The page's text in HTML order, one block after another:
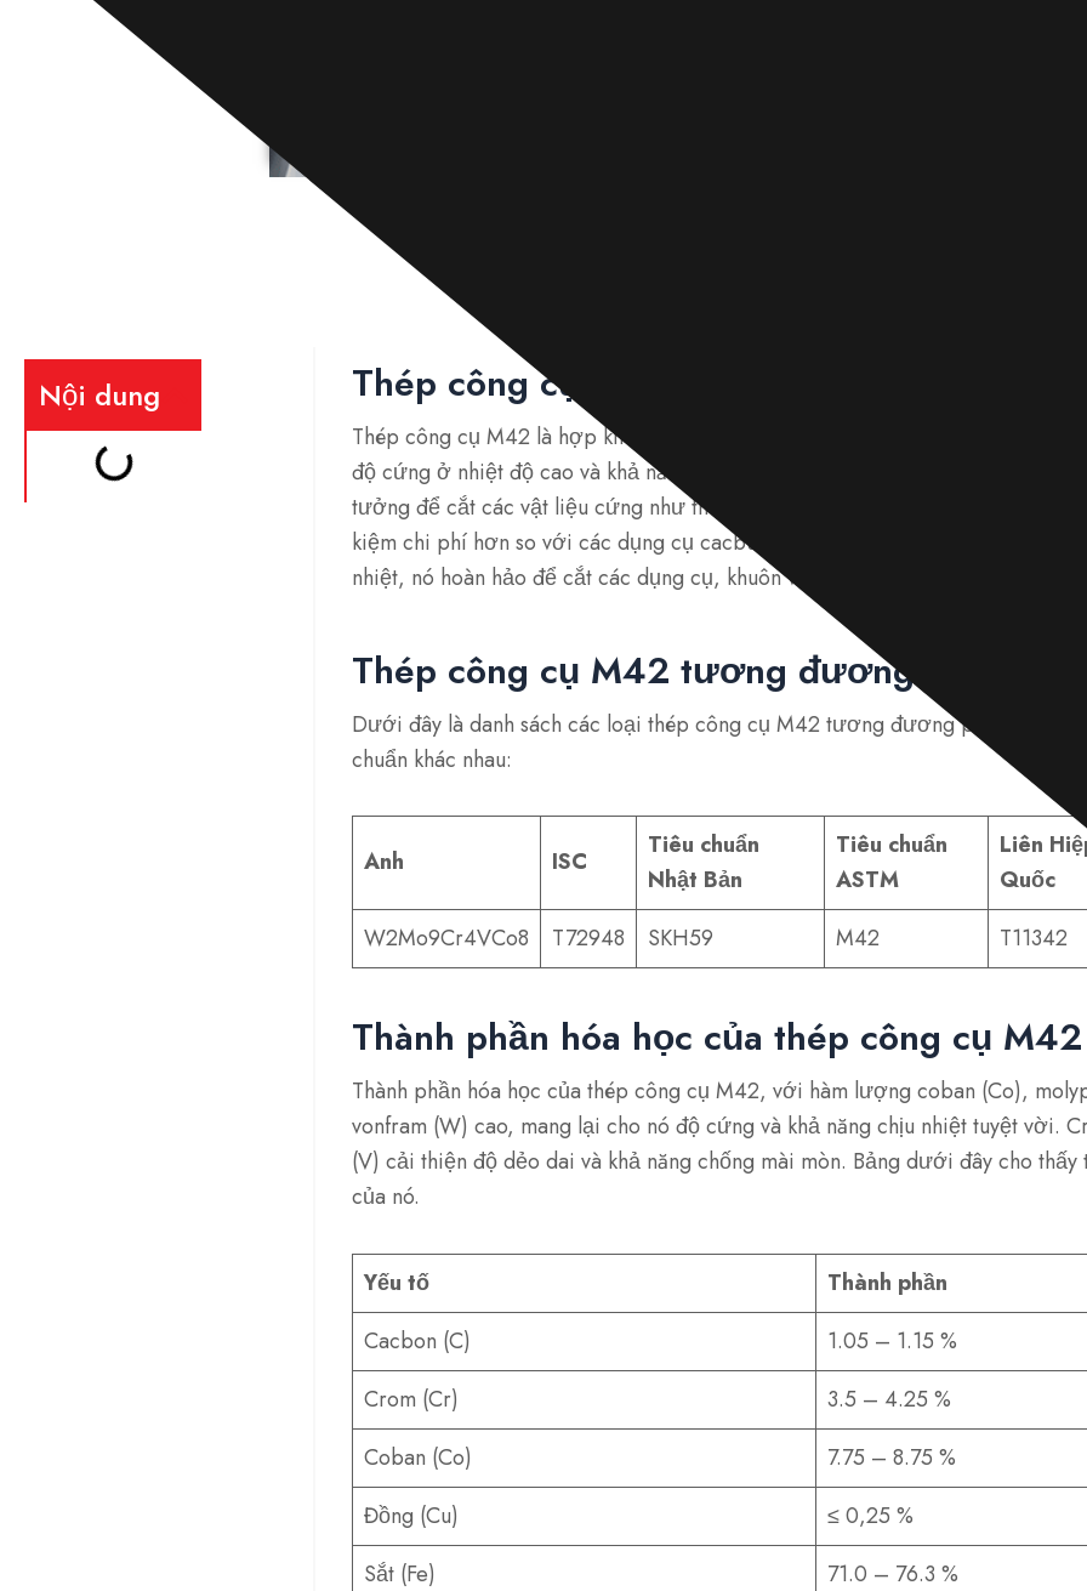
Nội dung Thép công cụ M42 là gì?
Thép công cụ M42 là hợp kim tốc độ cao với coban 8-10%. Nó có độ cứng
độ cứng ở nhiệt độ cao và khả năng chống mài mòn tuyệt vời để kéo dài tuổi
tưởng để cắt các vật liệu cứng như thép cường độ cao và hợp kim hàng
kiệm chi phí hơn so với các dụng cụ cacbua và chống mẻ. Với độ cứng 68-70
nhiệt, nó hoàn hảo để cắt các dụng cụ, khuôn và khuôn đúc.
Thép công cụ M42 tương đương với cái gì?
Dưới đây là danh sách các loại thép công cụ M42 tương đương phổ biến nhất
chuẩn khác nhau:
Anh ISC
Tiêu chuẩn
Nhật Bản
Tiêu chuẩn
ASTM
Liên
Quốc
W2Mo9Cr4VCo8
T72948 SKH59 M42 T11342
Thành phần hóa học của thép công cụ M42
Thành phần hóa học của thép công cụ M42, với hàm lượng coban (Co),
vonfram (W) cao, mang lại cho nó độ cứng và khả năng chịu nhiệt tuyệt vời.
(V) cải thiện độ dẻo dai và khả năng chống mài mòn. Bảng dưới đây cho thấy
của nó.
Yếu tố
Thành phần
Cacbon (C)
1.05 – 1.15 %
Crom (Cr)
3.5 – 4.25 %
Coban (Co)
7.75 – 8.75 %
Đồng (Cu)
≤ 0,25 %
Sắt (Fe)
71.0 – 76.3 %